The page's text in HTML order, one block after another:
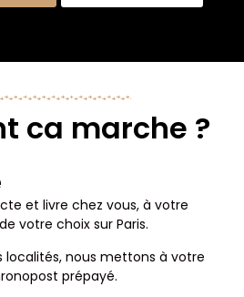
ca marche ?
et livre chez vous, à votre
votre choix sur Paris.
localités, nous mettons à votre
prépayé.